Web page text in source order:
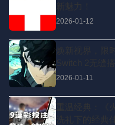
新魅力！
2026-01-12
焕新视界，限
Switch 2无缝
2026-01-11
重温经典：
洗礼下的经典